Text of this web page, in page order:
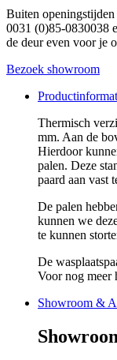
Buiten
0031 (0)85-0830038
de deur even voor je
Bezoek showroom
Thermisch
mm. Aan de
Hierdoor
palen. Deze
paard aan vast
De palen
kunnen we
te kunnen
De
Voor nog meer
Showroom &